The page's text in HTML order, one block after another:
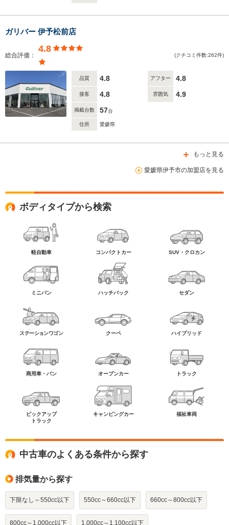
ガリバー 伊予松前店
総合評価：
4.8
(クチコミ件数:262件)
品質 4.8 アフター 4.8
接客 4.8 雰囲気 4.9
掲載台数 57台
住所 愛媛県
もっと見る
愛媛県伊予市の加盟店を見る
ボディタイプから検索
軽自動車 コンパクトカー SUV・クロカン
ミニバン ハッチバック セダン
ステーションワゴン クーペ ハイブリッド
商用車・バン オープンカー トラック
ピックアップ
トラック
キャンピングカー 福祉車両
中古車のよくある条件から探す
排気量から探す
下限なし～550cc以下 550cc～660cc以下 660cc～800cc以下
800cc～1,000cc以下 1,000cc～1,100cc以下